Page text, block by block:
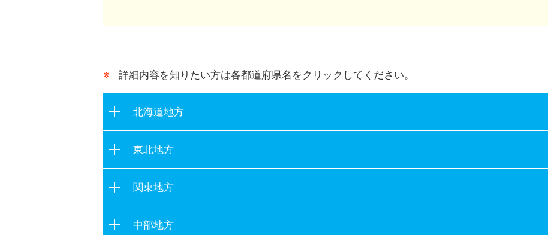
詳細内容を知りたい方は各都道府県名をクリックしてください。
北海道地方
北海道
東北地方
青森県
宮城県
関東地方
茨城県
中部地方